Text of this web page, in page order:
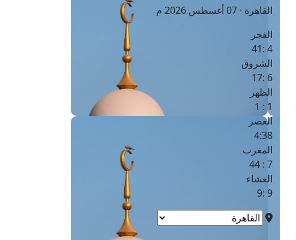
القاهرة · 07 أغسطس 2026 م
الفجر
4 :41
الشروق
6 :17
الظهر
1 : 1
العصر
4:38
المغرب
7 : 44
العشاء
9 :9